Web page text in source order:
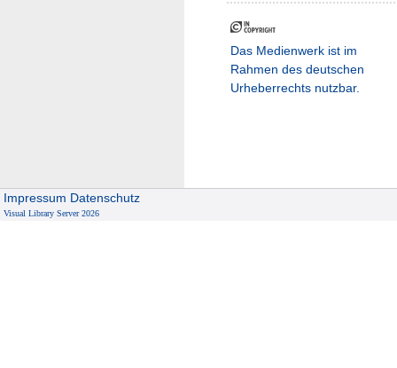
Das Medienwerk ist im
Rahmen des deutschen
Urheberrechts nutzbar.
Impressum Datenschutz
Visual Library Server 2026